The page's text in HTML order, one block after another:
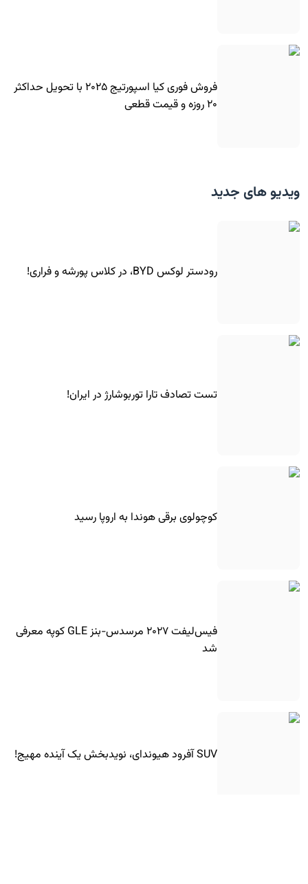
فروش فوری کیا اسپورتیج ۲۰۲۵ با تحویل حداکثر
۲۰ روزه و قیمت قطعی
ویدیو های جدید
رودستر لوکس BYD، در کلاس پورشه و فراری!
تست تصادف تارا توربوشارژ در ایران!
کوچولوی برقی هوندا به اروپا رسید
فیس‌لیفت ۲۰۲۷ مرسدس-بنز GLE کوپه معرفی
شد
SUV آفرود هیوندای، نویدبخش یک آینده مهیج!